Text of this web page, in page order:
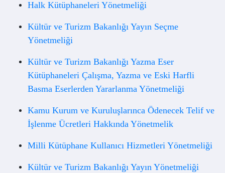
Halk Kütüphaneleri Yönetmeliği
Kültür ve Turizm Bakanlığı Yayın Seçme
Yönetmeliği
Kültür ve Turizm Bakanlığı Yazma Eser
Kütüphaneleri Çalışma, Yazma ve Eski Harfli
Basma Eserlerden Yararlanma Yönetmeliği
Kamu Kurum ve Kuruluşlarınca Ödenecek Telif ve
İşlenme Ücretleri Hakkında Yönetmelik
Milli Kütüphane Kullanıcı Hizmetleri Yönetmeliği
Kültür ve Turizm Bakanlığı Yayın Yönetmeliği